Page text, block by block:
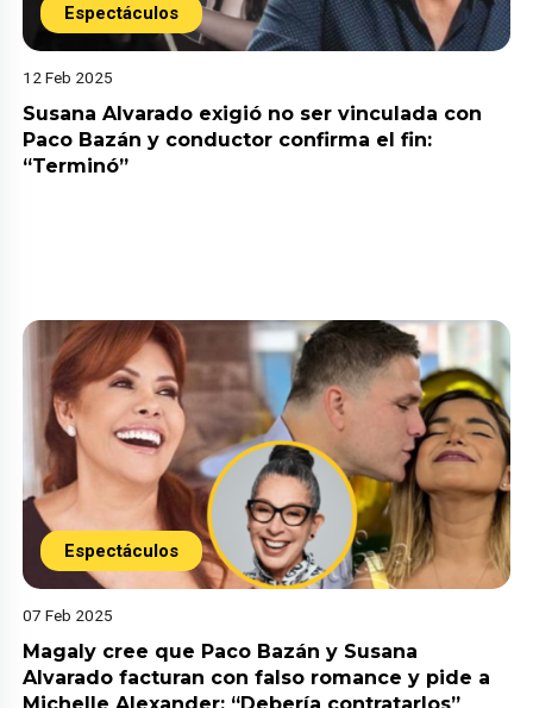
Espectáculos
12 Feb 2025
Susana Alvarado exigió no ser vinculada con
Paco Bazán y conductor confirma el fin:
“Terminó”
Espectáculos
07 Feb 2025
Magaly cree que Paco Bazán y Susana
Alvarado facturan con falso romance y pide a